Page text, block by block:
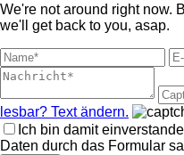
We're not around right now.
we'll get back to you, asap.
lesbar? Text ändern.
Ich bin damit
Daten durch das Formular